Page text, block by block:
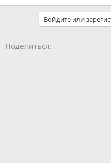
Войдите или
Поделиться: